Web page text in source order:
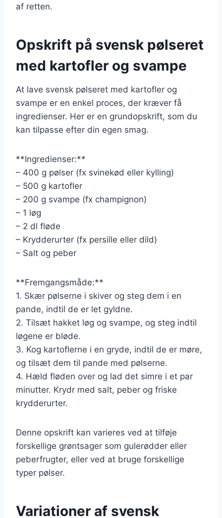
af retten.
Opskrift på svensk pølseret
med kartofler og svampe
At lave svensk pølseret med kartofler og
svampe er en enkel proces, der kræver få
ingredienser. Her er en grundopskrift, som du
kan tilpasse efter din egen smag.
**Ingredienser:**
– 400 g pølser (fx svinekød eller kylling)
– 500 g kartofler
– 200 g svampe (fx champignon)
– 1 løg
– 2 dl fløde
– Krydderurter (fx persille eller dild)
– Salt og peber
**Fremgangsmåde:**
1. Skær pølserne i skiver og steg dem i en
pande, indtil de er let gyldne.
2. Tilsæt hakket løg og svampe, og steg indtil
løgene er bløde.
3. Kog kartoflerne i en gryde, indtil de er møre,
og tilsæt dem til pande med pølserne.
4. Hæld fløden over og lad det simre i et par
minutter. Krydr med salt, peber og friske
krydderurter.
Denne opskrift kan varieres ved at tilføje
forskellige grøntsager som gulerødder eller
peberfrugter, eller ved at bruge forskellige
typer pølser.
Variationer af svensk